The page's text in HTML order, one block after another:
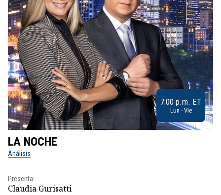
7:00 p.m. ET
Lun - Vie
LA NOCHE
Análisis
Presenta:
Claudia Gurisatti